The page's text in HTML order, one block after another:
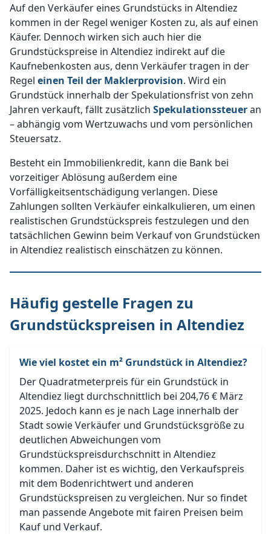
Auf den Verkäufer eines Grundstücks in Altendiez
kommen in der Regel weniger Kosten zu, als auf einen
Käufer. Dennoch wirken sich auch hier die
Grundstückspreise in Altendiez indirekt auf die
Kaufnebenkosten aus, denn Verkäufer tragen in der
Regel einen Teil der Maklerprovision. Wird ein
Grundstück innerhalb der Spekulationsfrist von zehn
Jahren verkauft, fällt zusätzlich Spekulationssteueran
– abhängig vom Wertzuwachs und vom persönlichen
Steuersatz.
Besteht ein Immobilienkredit, kann die Bank bei
vorzeitiger Ablösung außerdem eine
Vorfälligkeitsentschädigung verlangen. Diese
Zahlungen sollten Verkäufer einkalkulieren, um einen
realistischen Grundstückspreis festzulegen und den
tatsächlichen Gewinn beim Verkauf von Grundstücken
in Altendiez realistisch einschätzen zu können.
Häufig gestelle Fragen zu
Grundstückspreisen in Altendiez
Wie viel kostet ein m² Grundstück in Altendiez?
Der Quadratmeterpreis für ein Grundstück in
Altendiez liegt durchschnittlich bei 204,76 € März
2025. Jedoch kann es je nach Lage innerhalb der
Stadt sowie Verkäufer und Grundstücksgröße zu
deutlichen Abweichungen vom
Grundstückspreisdurchschnitt in Altendiez
kommen. Daher ist es wichtig, den Verkaufspreis
mit dem Bodenrichtwert und anderen
Grundstückspreisen zu vergleichen. Nur so findet
man passende Angebote mit fairen Preisen beim
Kauf und Verkauf.